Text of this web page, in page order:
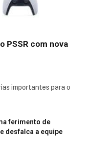
PSSR com nova
importantes para o
ferimento de
desfalca a equipe